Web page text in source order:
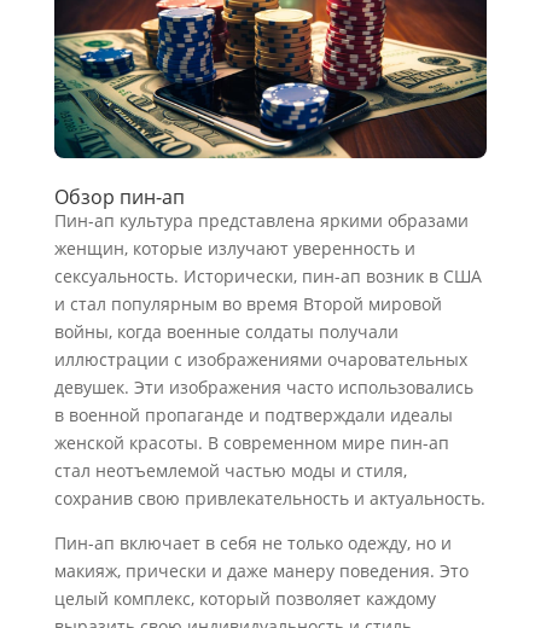
Обзор пин-ап
Пин-ап культура представлена яркими образами
женщин, которые излучают уверенность и
сексуальность. Исторически, пин-ап возник в США
и стал популярным во время Второй мировой
войны, когда военные солдаты получали
иллюстрации с изображениями очаровательных
девушек. Эти изображения часто использовались
в военной пропаганде и подтверждали идеалы
женской красоты. В современном мире пин-ап
стал неотъемлемой частью моды и стиля,
сохранив свою привлекательность и актуальность.
Пин-ап включает в себя не только одежду, но и
макияж, прически и даже манеру поведения. Это
целый комплекс, который позволяет каждому